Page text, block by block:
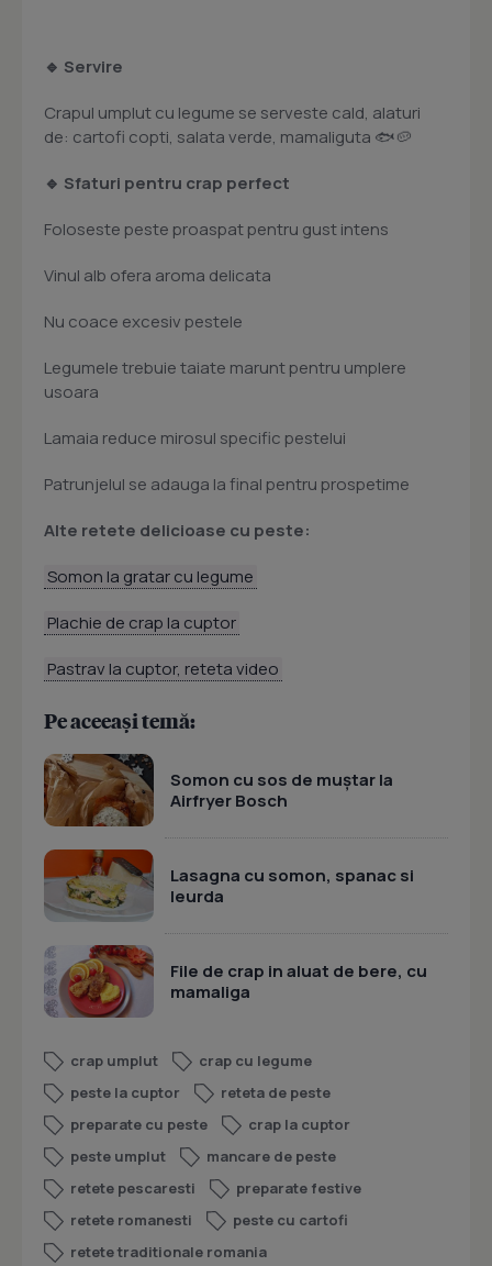
🔹 Servire
Crapul umplut cu legume se serveste cald, alaturi
de: cartofi copti, salata verde, mamaliguta 🐟🥔
🔹 Sfaturi pentru crap perfect
Foloseste peste proaspat pentru gust intens
Vinul alb ofera aroma delicata
Nu coace excesiv pestele
Legumele trebuie taiate marunt pentru umplere
usoara
Lamaia reduce mirosul specific pestelui
Patrunjelul se adauga la final pentru prospetime
Alte retete delicioase cu peste:
Somon la gratar cu legume
Plachie de crap la cuptor
Pastrav la cuptor, reteta video
Pe aceeași temă:
Somon cu sos de muștar la
Airfryer Bosch
Lasagna cu somon, spanac si
leurda
File de crap in aluat de bere, cu
mamaliga
crap umplut
crap cu legume
peste la cuptor
reteta de peste
preparate cu peste
crap la cuptor
peste umplut
mancare de peste
retete pescaresti
preparate festive
retete romanesti
peste cu cartofi
retete traditionale romania